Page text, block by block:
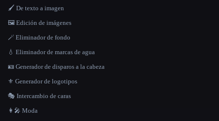
🖌️ De texto a imagen
🖼️ Edición de imágenes
🪄 Eliminador de fondo
💧 Eliminador de marcas de agua
🪪 Generador de disparos a la cabeza
⚜️ Generador de logotipos
🎭 Intercambio de caras
👩‍🎤 Moda